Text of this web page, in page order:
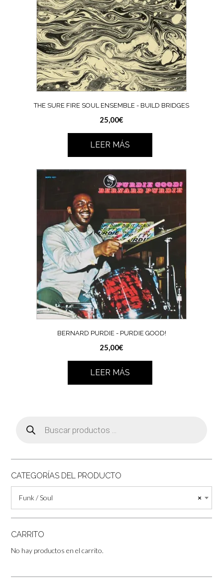
THE SURE FIRE SOUL ENSEMBLE ‎- BUILD BRIDGES
25,00€
LEER MÁS
BERNARD PURDIE ‎- PURDIE GOOD!
25,00€
LEER MÁS
productos
CATEGORÍAS DEL PRODUCTO
×
Funk / Soul
CARRITO
No hay productos en el carrito.